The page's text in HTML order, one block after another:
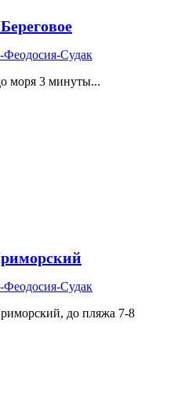
Судак
моря 3 минуты...
Судак
до пляжа 7-8